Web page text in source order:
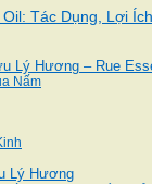
Tác Dụng, Lợi
Lý Hương – Rue
Nấm
Lý Hương